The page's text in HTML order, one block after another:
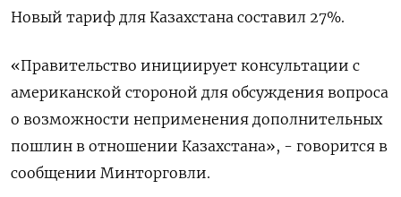
Новый тариф для Казахстана составил 27%.
«Правительство инициирует консультации с
американской стороной для обсуждения вопроса
о возможности неприменения дополнительных
пошлин в отношении Казахстана», - говорится в
сообщении Минторговли.